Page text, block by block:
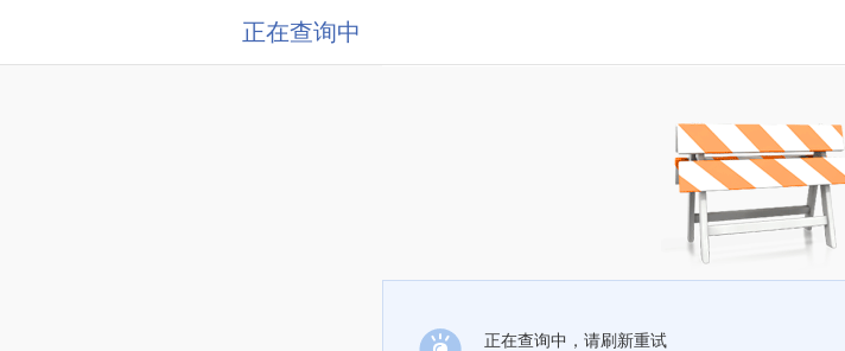
正在查询中
正在查询中，请刷新重试